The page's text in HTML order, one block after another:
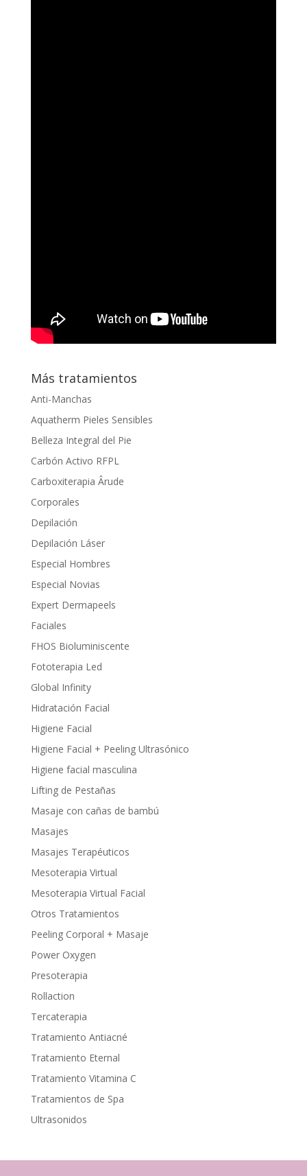
Más tratamientos
Anti-Manchas
Aquatherm Pieles Sensibles
Belleza Integral del Pie
Carbón Activo RFPL
Carboxiterapia Ârude
Corporales
Depilación
Depilación Láser
Especial Hombres
Especial Novias
Expert Dermapeels
Faciales
FHOS Bioluminiscente
Fototerapia Led
Global Infinity
Hidratación Facial
Higiene Facial
Higiene Facial + Peeling Ultrasónico
Higiene facial masculina
Lifting de Pestañas
Masaje con cañas de bambú
Masajes
Masajes Terapéuticos
Mesoterapia Virtual
Mesoterapia Virtual Facial
Otros Tratamientos
Peeling Corporal + Masaje
Power Oxygen
Presoterapia
Rollaction
Tercaterapia
Tratamiento Antiacné
Tratamiento Eternal
Tratamiento Vitamina C
Tratamientos de Spa
Ultrasonidos